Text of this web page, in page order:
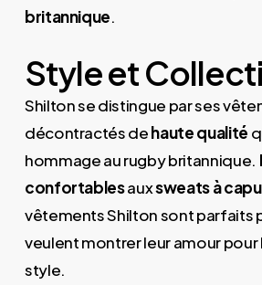
britannique.
Style et
Shilton se distingue par ses
décontractés dehaute qualité
hommage au rugby britannique.
confortablesauxsweats à
vêtements Shilton sont parfaits
veulent montrer leur amour pour
style.